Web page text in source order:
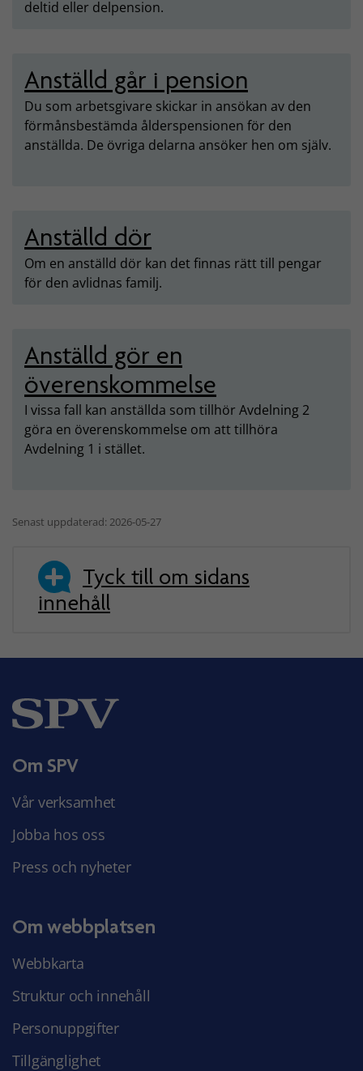
deltid eller delpension.
Anställd går i pension
Du som arbetsgivare skickar in ansökan av den
förmånsbestämda ålderspensionen för den
anställda. De övriga delarna ansöker hen om själv.
Anställd dör
Om en anställd dör kan det finnas rätt till pengar
för den avlidnas familj.
Anställd gör en
överenskommelse
I vissa fall kan anställda som tillhör Avdelning 2
göra en överenskommelse om att tillhöra
Avdelning 1 i stället.
Senast uppdaterad: 2026-05-27
Tyck till om sidans
innehåll
Om SPV
Vår verksamhet
Jobba hos oss
Press och nyheter
Om webbplatsen
Webbkarta
Struktur och innehåll
Personuppgifter
Tillgänglighet